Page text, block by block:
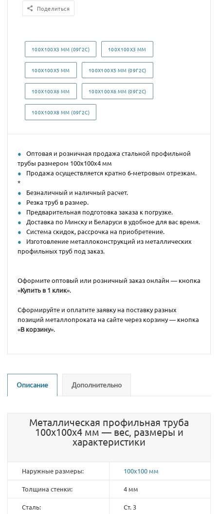
Поделиться
100Х100Х3 ММ (09Г2С) 100Х100Х3 ММ
100Х100Х5 ММ 100Х100Х5 ММ (09Г2С)
100Х100Х6 ММ 100Х100Х6 ММ (09Г2С)
100Х100Х8 ММ (09Г2С)
Оптовая и розничная продажа стальной профильной
трубы размером 100х100х4 мм
Продажа осуществляется кратно 6-метровым отрезкам.
*
Безналичный и наличный расчет.
Резка труб в размер.
Предварительная подготовка заказа к погрузке.
Доставка по Минску и Беларуси в удобное для вас время.
Система скидок, рассрочка на приобретение.
Изготовление металлоконструкций из металлических
профильных труб под заказ.
Оформите оптовый или розничный заказ онлайн — кнопка
«Купить в 1 клик».
Сформируйте и оплатите заявку на поставку разных
позиций металлопроката на сайте через корзину — кнопка
«В корзину».
Описание Дополнительно
Металлическая профильная труба
100х100х4 мм — вес, размеры и
характеристики
Наружные размеры: 100х100 мм
Толщина стенки: 4 мм
Сталь: Ст. 3